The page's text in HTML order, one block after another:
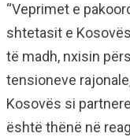
“Veprimet e
shtetasit e
të madh, nxisin
tensioneve
Kosovës si
është thënë në